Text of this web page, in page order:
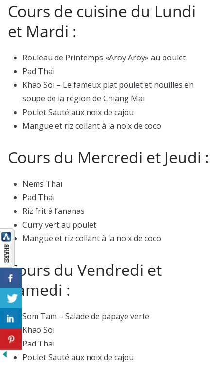
Cours de cuisine du Lundi
et Mardi :
Rouleau de Printemps «Aroy Aroy» au poulet
Pad Thaï
Khao Soi – Le fameux plat poulet et nouilles en
soupe de la région de Chiang Mai
Poulet Sauté aux noix de cajou
Mangue et riz collant à la noix de coco
Cours du Mercredi et Jeudi :
Nems Thaï
Pad Thaï
Riz frit à l’ananas
Curry vert au poulet
Mangue et riz collant à la noix de coco
Cours du Vendredi et
Samedi :
Som Tam – Salade de papaye verte
Khao Soi
Pad Thaï
Poulet Sauté aux noix de cajou